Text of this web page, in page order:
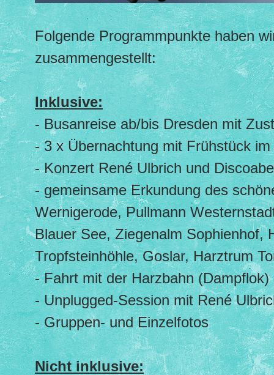
Folgende Programmpunkte haben
zusammengestellt:
Inklusive:
- Busanreise ab/bis Dresden mit
- 3 x Übernachtung mit Frühstück im
- Konzert René Ulbrich und
- gemeinsame Erkundung des
Wernigerode, Pullmann
Blauer See, Ziegenalm Sophienhof,
Tropfsteinhöhle, Goslar, Harztrum
- Fahrt mit der Harzbahn (Dampflok)
- Unplugged-Session mit René
- Gruppen- und Einzelfotos
Nicht inklusive: